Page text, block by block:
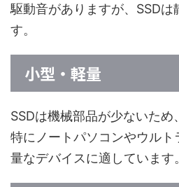
駆動音がありますが、SSD
す。
小型・軽量
SSDは機械部品が少ないため
特にノートパソコンやウル
量なデバイスに適しています。